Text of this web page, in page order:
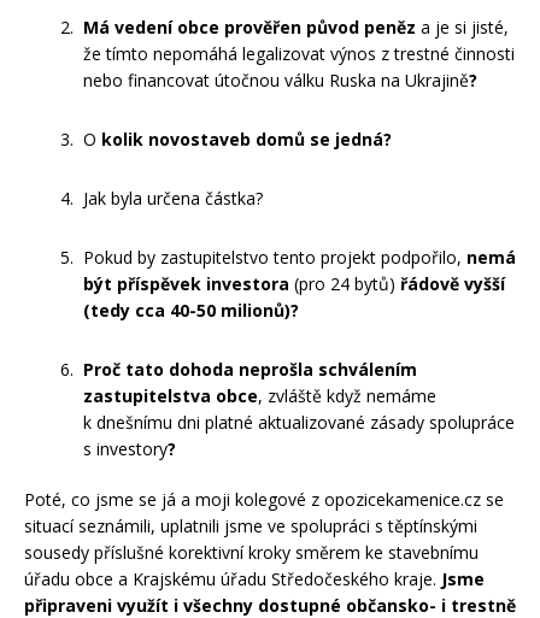
Má vedení obce prověřen původ peněz a je si jisté,
že tímto nepomáhá legalizovat výnos z trestné činnosti
nebo financovat útočnou válku Ruska na Ukrajině?
O kolik novostaveb domů se jedná?
Jak byla určena částka?
Pokud by zastupitelstvo tento projekt podpořilo, nemá
být příspěvek investora (pro 24 bytů) řádově vyšší
(tedy cca 40-50 milionů)?
Proč tato dohoda neprošla schválením
zastupitelstva obce, zvláště když nemáme
k dnešnímu dni platné aktualizované zásady spolupráce
s investory?
Poté, co jsme se já a moji kolegové z opozicekamenice.cz se
situací seznámili, uplatnili jsme ve spolupráci s těptínskými
sousedy příslušné korektivní kroky směrem ke stavebnímu
úřadu obce a Krajskému úřadu Středočeského kraje. Jsme
připraveni využít i všechny dostupné občansko- i trestně